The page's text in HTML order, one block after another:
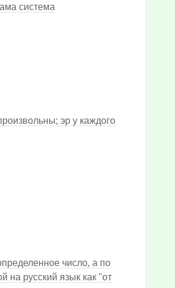
система
эр у каждого
число, а по
на русский язык как "от